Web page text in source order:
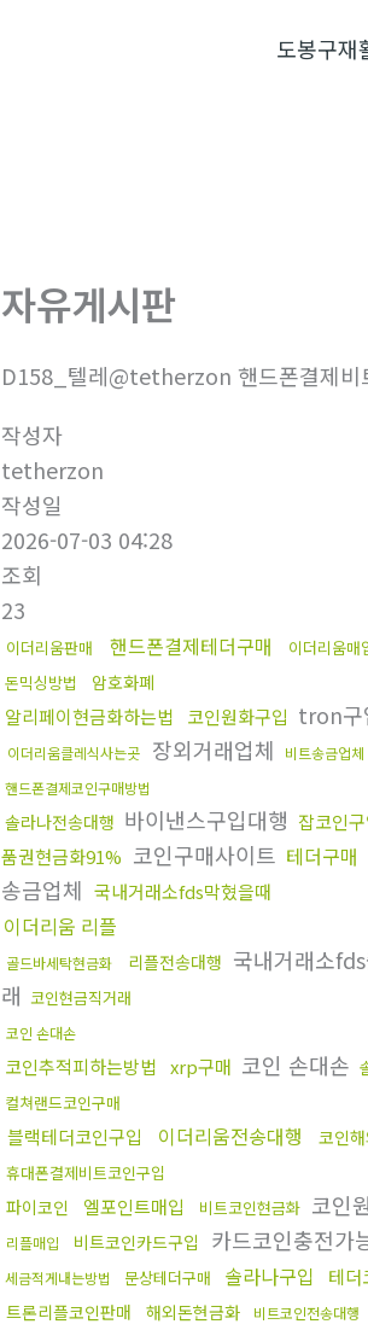
도봉구재
자유게시판
D158_텔레@tetherzon 핸드폰결제비
작성자
tetherzon
작성일
2026-07-03 04:28
조회
23
이더리움판매 핸드폰결제테더구매 이더리움매
돈믹싱방법 암호화폐
알리페이현금화하는법 코인원화구입 tron구
이더리움클레식사는곳
장외거래업체
비트송금업체
핸드폰결제코인구매방법
솔라나전송대행 바이낸스구입대행 잡코인
품권현금화91% 코인구매사이트 테더구매
송금업체 국내거래소fds막혔을때
이더리움 리플
골드바세탁현금화 리플전송대행 국내거래소
래 코인현금직거래
코인 손대손
코인추적피하는방법 xrp구매 코인 손대손
컬쳐랜드코인구매
블랙테더코인구입 이더리움전송대행 코인
휴대폰결제비트코인구입
파이코인 엘포인트매입 비트코인현금화 코인
리플매입 비트코인카드구입 카드코인충전가
세금적게내는방법 문상테더구매 솔라나구입 테더
트론리플코인판매 해외돈현금화 비트코인전송대행